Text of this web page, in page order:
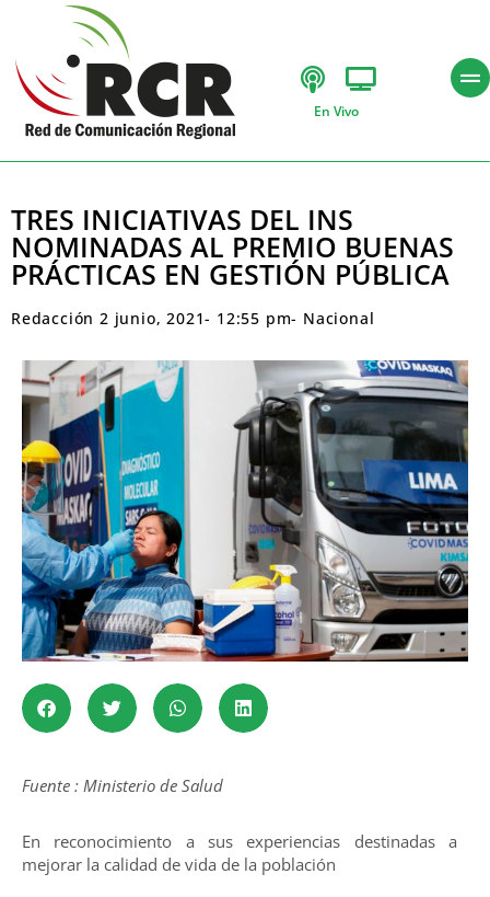
En Vivo
TRES INICIATIVAS DEL INS
NOMINADAS AL PREMIO BUENAS
PRÁCTICAS EN GESTIÓN PÚBLICA
Redacción 2 junio, 2021- 12:55 pm- Nacional
Fuente : Ministerio de Salud
En reconocimiento a sus experiencias destinadas a
mejorar la calidad de vida de la población